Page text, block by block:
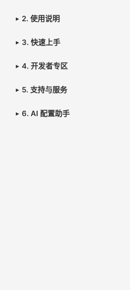
2. 使用说明
3. 快速上手
4. 开发者专区
5. 支持与服务
6. AI 配置助手